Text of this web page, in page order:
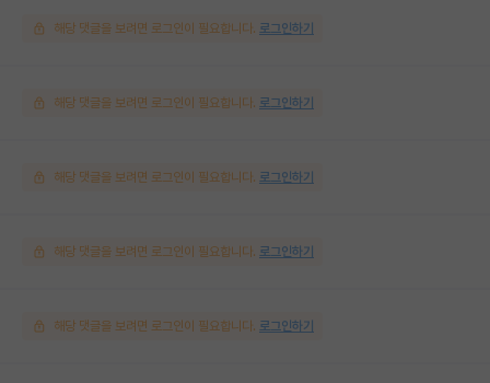
해당 댓글을 보려면 로그인이 필요합니다. 로그인하기
해당 댓글을 보려면 로그인이 필요합니다. 로그인하기
해당 댓글을 보려면 로그인이 필요합니다. 로그인하기
해당 댓글을 보려면 로그인이 필요합니다. 로그인하기
해당 댓글을 보려면 로그인이 필요합니다. 로그인하기